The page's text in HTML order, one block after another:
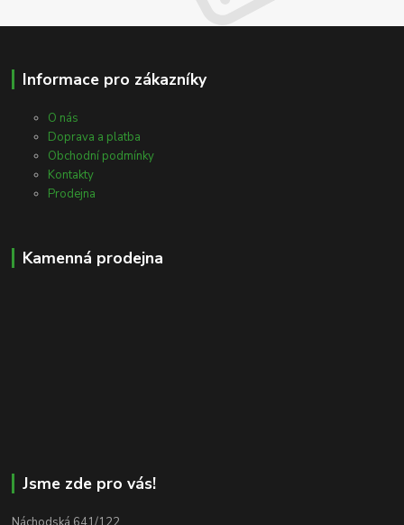
Informace pro zákazníky
O nás
Doprava a platba
Obchodní podmínky
Kontakty
Prodejna
Kamenná prodejna
Jsme zde pro vás!